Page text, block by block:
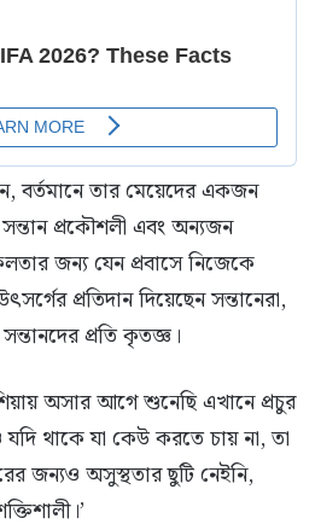
বর্তমানে তার মেয়েদের একজন
প্রকৌশলী এবং অন্যজন
জন্য যেন প্রবাসে নিজেকে
প্রতিদান দিয়েছেন সন্তানেরা,
প্রতি কৃতজ্ঞ।
অসার আগে শুনেছি এখানে প্রচুর
থাকে যা কেউ করতে চায় না, তা
জন্যও অসুস্থতার ছুটি নেইনি,